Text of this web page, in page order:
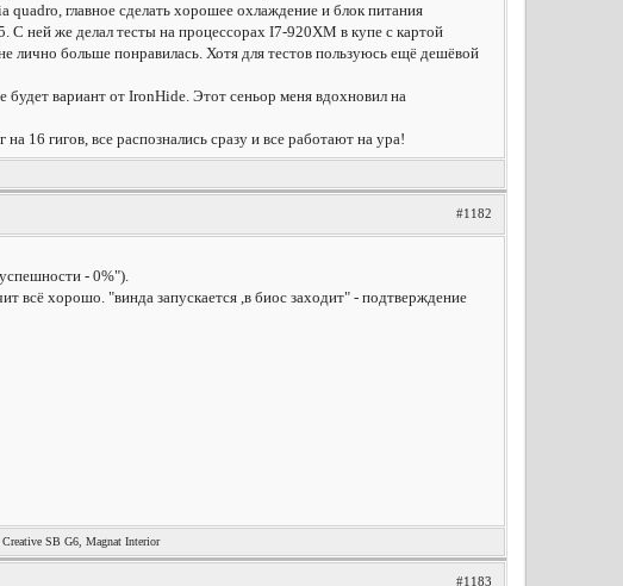
главное сделать хорошее охлаждение и блок питания
ней же делал тесты на процессорах I7-920XM в купе с картой
больше понравилась. Хотя для тестов пользуюсь ещё дешёвой
вариант от IronHide. Этот сеньор меня вдохновил на
16 гигов, все распознались сразу и все работают на ура!
#1182
- 0%").
всё хорошо. "винда запускается ,в биос заходит" - подтверждение
SB G6, Magnat Interior
#1183